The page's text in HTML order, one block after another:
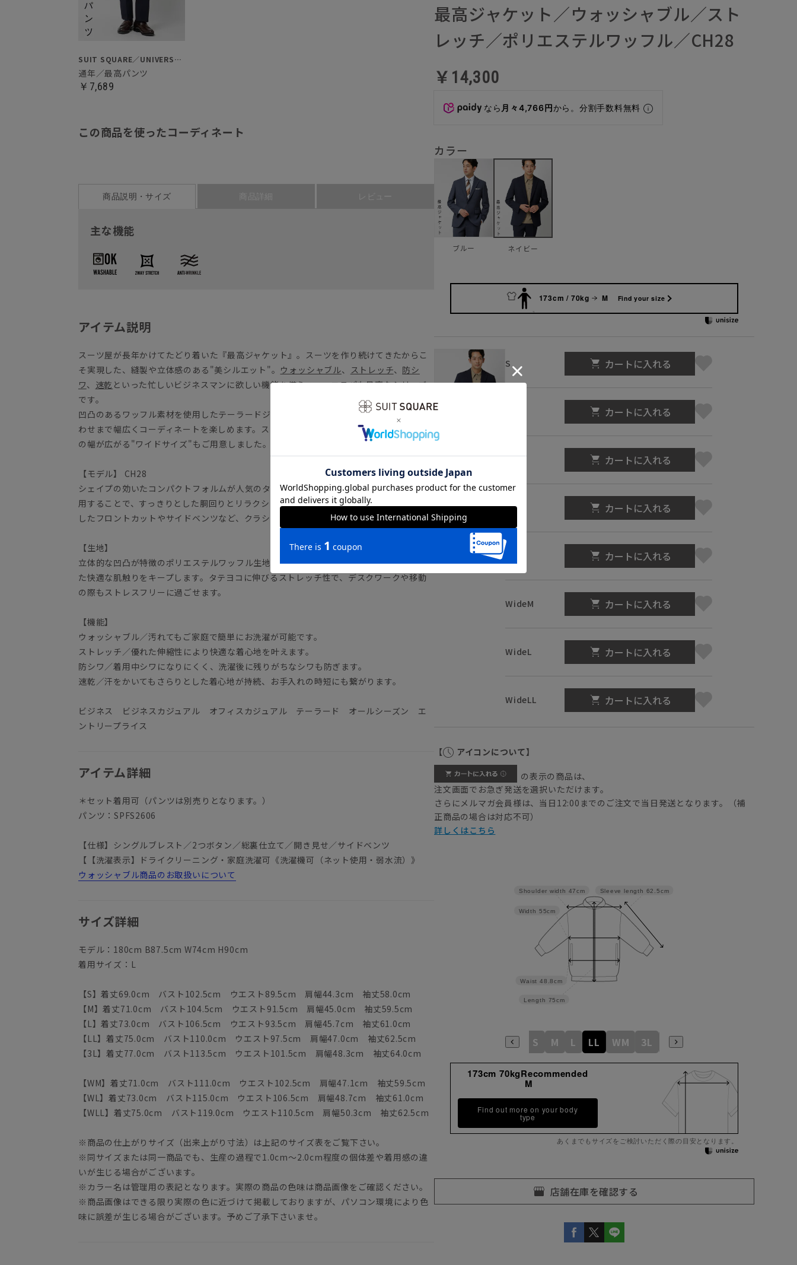
SUIT SQUARE／UNIVERSAL LANGUAGE
通年／最高パンツ
￥7,689
この商品を使ったコーディネート
商品説明・サイズ 商品詳細 レビュー
主な機能
アイテム説明
スーツ屋が長年かけてたどり着いた『最高ジャケット』。スーツを作り続けてきたからこ
そ実現した、縫製や立体感のある"美シルエット"。 ウォッシャブル、 ストレッチ、 防シ
ワ、 速乾 といった忙しいビジネスマンに欲しい機能を備えつつ、コスパも最高なシリーズ
です。
凹凸のあるワッフル素材を使用したテーラードジャケット。タイドアップからTシャツ合
わせまで幅広くコーディネートを楽しめます。スマートなサイズ展開に加えて、着こなし
の幅が広がる"ワイドサイズ"もご用意しました。
【モデル】 CH28
シェイプの効いたコンパクトフォルムが人気のタイトフィットモデル。軽めの副資材を使
用することで、すっきりとした胴回りとリラクシングな着心地を両立しました。ラウンド
したフロントカットやサイドベンツなど、クラシカルな雰囲気も併せもったモデルです。
【生地】
立体的な凹凸が特徴のポリエステルワッフル生地。肌へ触れる面積が少なく、サラッとし
た快適な肌触りをキープします。タテヨコに伸びるストレッチ性で、デスクワークや移動
の際もストレスフリーに過ごせます。
【機能】
ウォッシャブル／汚れてもご家庭で簡単にお洗濯が可能です。
ストレッチ／優れた伸縮性により快適な着心地を叶えます。
防シワ／着用中シワになりにくく、洗濯後に残りがちなシワも防ぎます。
速乾／汗をかいてもさらりとした着心地が持続、お手入れの時短にも繋がります。
ビジネス ビジネスカジュアル オフィスカジュアル テーラード オールシーズン エ
ントリープライス
アイテム詳細
＊セット着用可（パンツは別売りとなります。）
パンツ：SPFS2606
【仕様】シングルブレスト／2つボタン／総裏仕立て／開き見せ／サイドベンツ
【【洗濯表示】ドライクリーニング・家庭洗濯可《洗濯機可（ネット使用・弱水流）》
ウォッシャブル商品のお取扱いについて
サイズ詳細
モデル：180cm B87.5cm W74cm H90cm
着用サイズ：L
【S】着丈69.0cm バスト102.5cm ウエスト89.5cm 肩幅44.3cm 袖丈58.0cm
【M】着丈71.0cm バスト104.5cm ウエスト91.5cm 肩幅45.0cm 袖丈59.5cm
【L】着丈73.0cm バスト106.5cm ウエスト93.5cm 肩幅45.7cm 袖丈61.0cm
【LL】着丈75.0cm バスト110.0cm ウエスト97.5cm 肩幅47.0cm 袖丈62.5cm
【3L】着丈77.0cm バスト113.5cm ウエスト101.5cm 肩幅48.3cm 袖丈64.0cm
【WM】着丈71.0cm バスト111.0cm ウエスト102.5cm 肩幅47.1cm 袖丈59.5cm
【WL】着丈73.0cm バスト115.0cm ウエスト106.5cm 肩幅48.7cm 袖丈61.0cm
【WLL】着丈75.0cm バスト119.0cm ウエスト110.5cm 肩幅50.3cm 袖丈62.5cm
※商品の仕上がりサイズ（出来上がり寸法）は上記のサイズ表をご覧下さい。
※同サイズまたは同一商品でも、生産の過程で1.0cm～2.0cm程度の個体差や着用感の違
いが生じる場合がございます。
※カラー名は管理用の表記となります。実際の商品の色味は商品画像をご確認ください。
※商品画像はできる限り実際の色に近づけて掲載しておりますが、パソコン環境により色
味に誤差が生じる場合がございます。予めご了承下さいませ。
最高ジャケット／ウォッシャブル／スト
レッチ／ポリエステルワッフル／CH28
￥14,300
なら 月々4,766円から。分割手数料無料
カラー
ブルー ネイビー
173cm / 70kg M Find your size
ネイビー
S カートに入れる
カートに入れる
L カートに入れる
LL カートに入れる
カートに入れる
WideM カートに入れる
WideL カートに入れる
WideLL カートに入れる
【 アイコンについて】
の表示の商品は、
注文画面でお急ぎ発送を選択いただけます。
さらにメルマガ会員様は、当日12:00までのご注文で当日発送となります。（補
正商品の場合は対応不可）
詳しくはこちら
Sleeve length 62.5cm
Length 75cm
Waist 48.8cm
Width 55cm
Shoulder width 47cm
S M L LL WM 3L WL
173cm 70kgRecommended
M
Find out more on your body
type
あくまでもサイズをご検討いただく際の目安となります。